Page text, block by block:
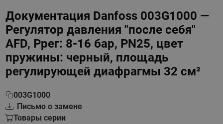
Документация Danfoss 003G1000 —
Регулятор давления "после себя"
AFD, Pрег: 8-16 бар, PN25, цвет
пружины: черный, площадь
регулирующей диафрагмы 32 см²
003G1000
Письмо о замене
Товары серии